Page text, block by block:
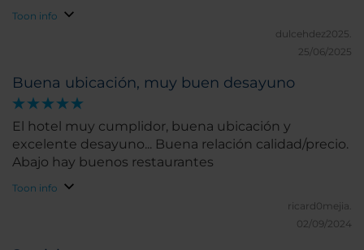
Toon info
dulcehdez2025.
25/06/2025
Buena ubicación, muy buen desayuno
El hotel muy cumplidor, buena ubicación y
excelente desayuno... Buena relación calidad/precio.
Abajo hay buenos restaurantes
Toon info
ricard0mejia.
02/09/2024